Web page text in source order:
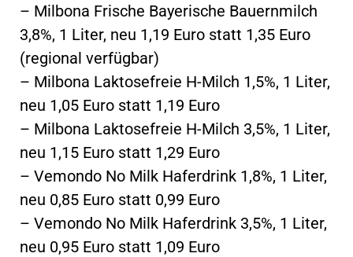
– Milbona Frische Bayerische Bauernmilch
3,8%, 1 Liter, neu 1,19 Euro statt 1,35 Euro
(regional verfügbar)
– Milbona Laktosefreie H-Milch 1,5%, 1 Liter,
neu 1,05 Euro statt 1,19 Euro
– Milbona Laktosefreie H-Milch 3,5%, 1 Liter,
neu 1,15 Euro statt 1,29 Euro
– Vemondo No Milk Haferdrink 1,8%, 1 Liter,
neu 0,85 Euro statt 0,99 Euro
– Vemondo No Milk Haferdrink 3,5%, 1 Liter,
neu 0,95 Euro statt 1,09 Euro